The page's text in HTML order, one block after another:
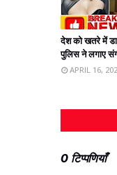
देश को खतरे में
पुलिस ने लगाए
APRIL 16,
0 टिप्पणियाँ